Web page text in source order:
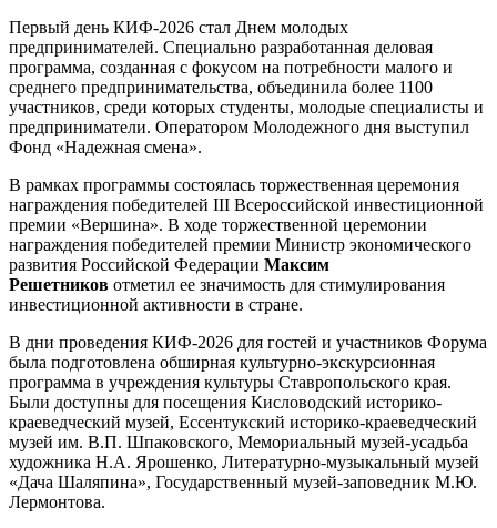
Первый день КИФ-2026 стал Днем молодых
предпринимателей. Специально разработанная деловая
программа, созданная с фокусом на потребности малого и
среднего предпринимательства, объединила более 1100
участников, среди которых студенты, молодые специалисты и
предприниматели. Оператором Молодежного дня выступил
Фонд «Надежная смена».
В рамках программы состоялась торжественная церемония
награждения победителей III Всероссийской инвестиционной
премии «Вершина». В ходе торжественной церемонии
награждения победителей премии Министр экономического
развития Российской Федерации Максим
Решетников отметил ее значимость для стимулирования
инвестиционной активности в стране.
В дни проведения КИФ-2026 для гостей и участников Форума
была подготовлена обширная культурно-экскурсионная
программа в учреждения культуры Ставропольского края.
Были доступны для посещения Кисловодский историко-
краеведческий музей, Ессентукский историко-краеведческий
музей им. В.П. Шпаковского, Мемориальный музей-усадьба
художника Н.А. Ярошенко, Литературно-музыкальный музей
«Дача Шаляпина», Государственный музей-заповедник М.Ю.
Лермонтова.